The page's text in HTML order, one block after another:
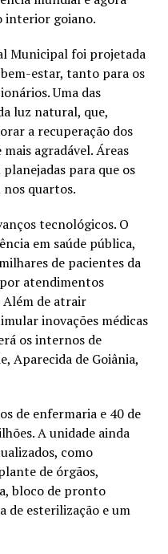
interior goiano.
Municipal foi projetada
estar, tanto para os
Uma das
luz natural, que,
a recuperação dos
agradável. Áreas
para que os
quartos.
tecnológicos. O
em saúde pública,
de pacientes da
atendimentos
Além de atrair
inovações médicas
os internos de
Aparecida de Goiânia,
de enfermaria e 40 de
A unidade ainda
como
de órgãos,
bloco de pronto
de esterilização e um